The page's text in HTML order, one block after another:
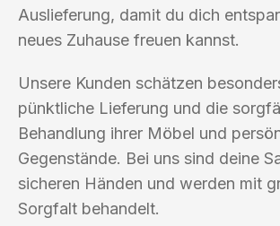
Auslieferung, damit du dich
neues Zuhause freuen kannst.
Unsere Kunden schätzen
pünktliche Lieferung und die
Behandlung ihrer Möbel und
Gegenstände. Bei uns sind deine
sicheren Händen und werden mit
Sorgfalt behandelt.